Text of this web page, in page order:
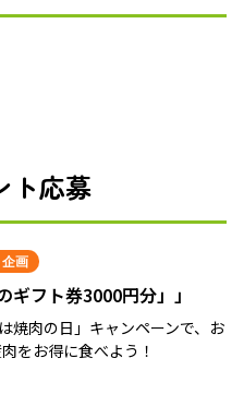
ト応募
画
ギフト券3000円分」」
焼肉の日」キャンペーンで、お
をお得に食べよう！